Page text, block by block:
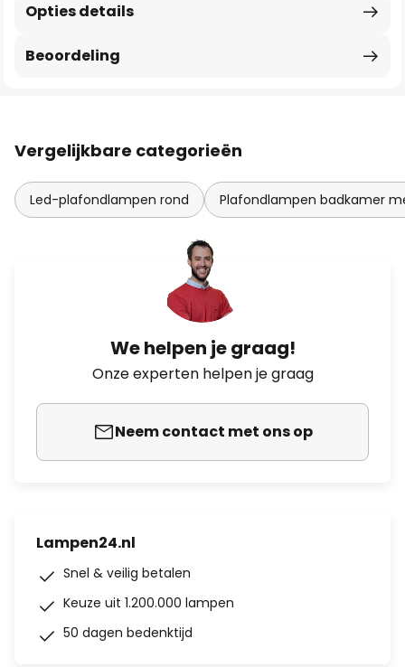
Opties details
Beoordeling
Vergelijkbare categorieën
Led-plafondlampen rond Plafondlampen badkamer
We helpen je graag!
Onze experten helpen je graag
Neem contact met ons op
Lampen24.nl
Snel & veilig betalen
Keuze uit 1.200.000 lampen
50 dagen bedenktijd